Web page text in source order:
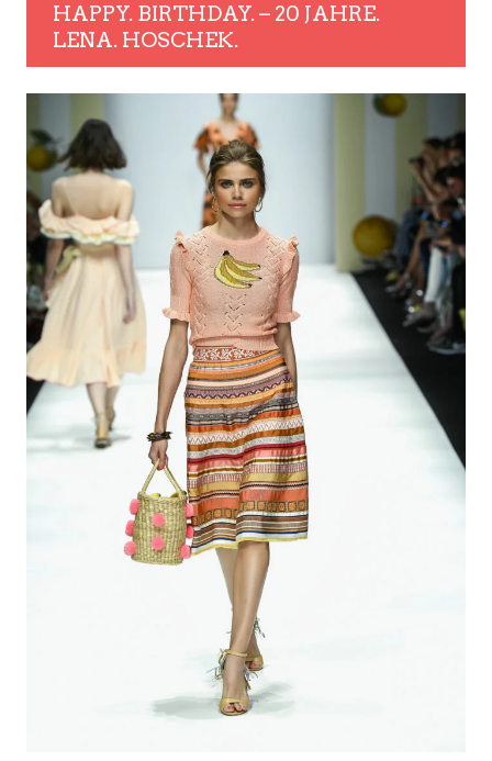
HAPPY. BIRTHDAY. – 20 JAHRE.
LENA. HOSCHEK.